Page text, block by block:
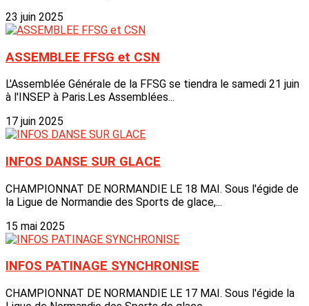
23 juin 2025
ASSEMBLEE FFSG et CSN
L'Assemblée Générale de la FFSG se tiendra le samedi 21 juin
à l'INSEP à Paris.Les Assemblées...
17 juin 2025
INFOS DANSE SUR GLACE
CHAMPIONNAT DE NORMANDIE LE 18 MAI. Sous l'égide de
la Ligue de Normandie des Sports de glace,...
15 mai 2025
INFOS PATINAGE SYNCHRONISE
CHAMPIONNAT DE NORMANDIE LE 17 MAI. Sous l'égide la